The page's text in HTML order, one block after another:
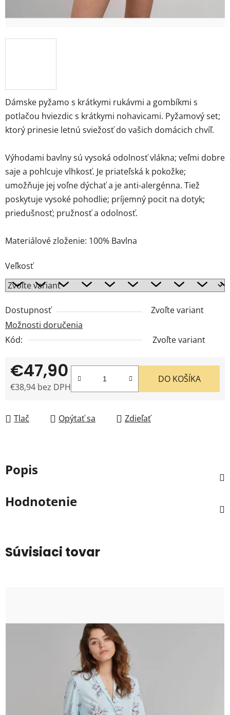
Dámske pyžamo s krátkymi rukávmi a gombíkmi s
potlačou hviezdic s krátkymi nohavicami. Pyžamový set;
ktorý prinesie letnú sviežosť do vašich domácich chvíľ.
Výhodami bavlny sú vysoká odolnosť vlákna; veľmi dobre
saje a pohlcuje vlhkosť. Je priateľská k pokožke;
umožňuje jej voľne dýchať a je anti-alergénna. Tiež
poskytuje vysoké pohodlie; príjemný pocit na dotyk;
priedušnosť; pružnosť a odolnosť.
Materiálové zloženie: 100% Bavlna
Veľkosť
Dostupnosť
Zvoľte variant
Možnosti doručenia
Kód:
Zvoľte variant
€47,90
€38,94 bez DPH
DO KOŠÍKA
Tlač Opýtať sa Zdieľať
Popis
Hodnotenie
Súvisiaci tovar